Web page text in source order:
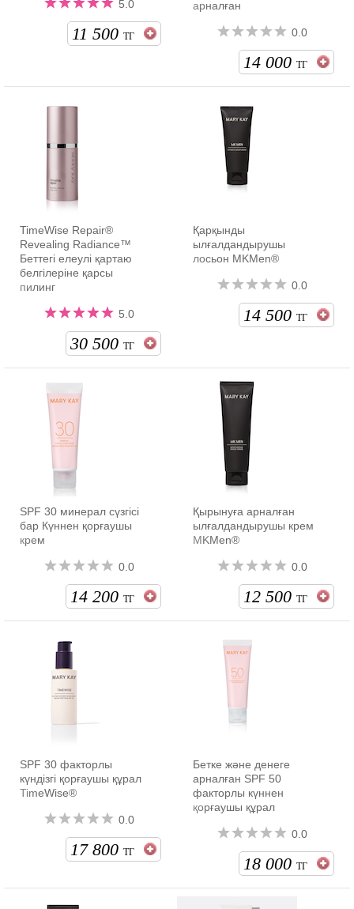
5.0
11 500 ТГ
арналған
0.0
14 000 ТГ
TimeWise Repair®
Revealing Radiance™
Беттегі елеулі қартаю
белгілеріне қарсы
пилинг
5.0
30 500 ТГ
Қарқынды
ылғалдандырушы
лосьон MKMen®
0.0
14 500 ТГ
SPF 30 минерал сүзгісі
бар Күннен қорғаушы
крем
0.0
14 200 ТГ
Қырынуға арналған
ылғалдандырушы крем
MKMen®
0.0
12 500 ТГ
SPF 30 факторлы
күндізгі қорғаушы құрал
TimeWise®
0.0
17 800 ТГ
Бетке және денеге
арналған SPF 50
факторлы күннен
қорғаушы құрал
0.0
18 000 ТГ